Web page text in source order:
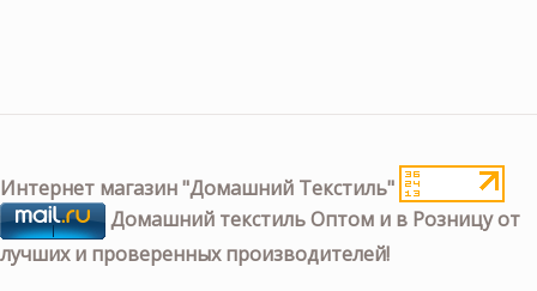
Интернет магазин "Домашний Текстиль"
Домашний текстиль Оптом и в Розницу от
лучших и проверенных производителей!